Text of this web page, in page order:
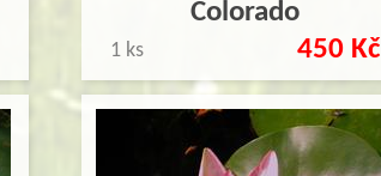
Colorado
1 ks 450 Kč